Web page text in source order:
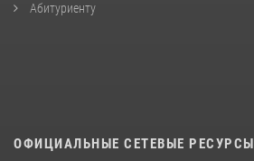
Абитуриенту
ОФИЦИАЛЬНЫЕ СЕТЕВЫЕ РЕСУРСЫ